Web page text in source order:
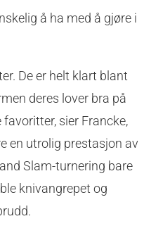
å ha med å gjøre i
De er helt klart blant
deres lover bra på
sier Francke,
en utrolig prestasjon av
Slam-turnering bare
knivangrepet og